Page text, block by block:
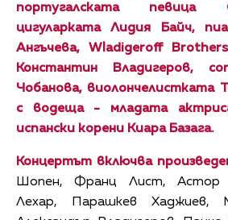
португалската певица
цигуларката Лидия Байч,
Ангъчева, Wladigeroff
Константин Владигеров,
Чобанова, виолончелистката
с водеща - младата
испански корени Киара Базага.
Концертът включва
Шопен, Франц Лист, Астор
Лехар, Парашкев Хаджиев,